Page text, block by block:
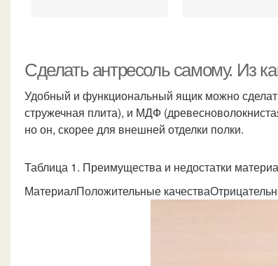
Сделать антресоль самому. Из
Удобный и функциональный ящик можно
стружечная плита), и МДФ
но он, скорее для внешней отделки полки.
Таблица 1. Преимущества и недостатки
МатериалПоложительные